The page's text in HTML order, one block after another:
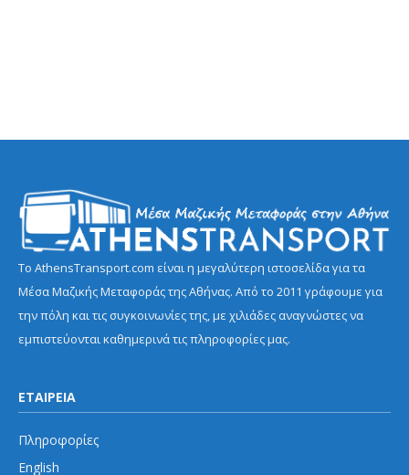
Το AthensTransport.com είναι η μεγαλύτερη ιστοσελίδα για τα
Μέσα Μαζικής Μεταφοράς της Αθήνας. Από το 2011 γράφουμε για
την πόλη και τις συγκοινωνίες της, με χιλιάδες αναγνώστες να
εμπιστεύονται καθημερινά τις πληροφορίες μας.
ΕΤΑΙΡΕΙΑ
Πληροφορίες
English